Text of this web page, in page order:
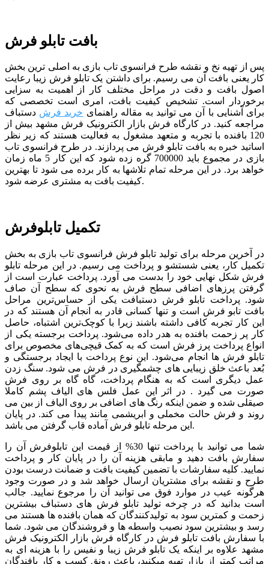
بافت تابلو فرش
پس از تهیه نخ و نقشه طرح فرانسوی تاب بازی به اصلی ترین بخش
کار یعنی بافت آن می رسیم. برای داشتن یک تابلو فرش زیبا رعایت
اصول بافت و دقت در مراحل مختلف کار از اهمیت به سزایی
برخوردار است. تشخیص کیفیت بافت، امری است تخصصی که
برای آشنایی با آن می توانید به مقاله راهنمای خرید فرش دستباف
مراجعه کنید. در کارگاه فرش بازار الکترونیک فرش مشهد بیش از
120 بافنده با تجربه و متعهد مشغول به فعالیت هستند که زیر نظر
اساتید خبره به بافت تابلو فرش می پردازند. در طرح فرانسوی تاب
بازی
در مجموع باید 700000 گره زده شود که این کار 5 ماه زمان
خواهد برد. در این مرحله تمام تلاشها به کار برده می شود تا بهترین
کیفیت بافت به مشتری عرضه شود.
تکمیل تابلوفرش
در آخرین مرحله برای تولید تابلو فرش فرانسوی تاب بازی به بخش
تکمیل کار، یعنی شستشو و پرداخت می رسیم. در این مرحله تابلو
فرش شکل نهایی خود را بدست می آورد. پرداخت عبارت است از
گرفتن پرزهای اضافی سطح فرش به نحوی که سطح آن صاف
شود. پرداخت تابلو فرش دستبافت یکی از حساس‌ترین مراحل
بافت تابو فرش است و تنها کسانی قادر به انجام آن هستند که در
این کار تجربه کافی داشته باشند زیرا با کوچک‌ترین اشتباه، حاصل
کار پر زحمت بافنده به هدر داده می‌شود. پرداخت برجسته یکی از
انواع پرداخت پرز فرش است که به کمک قیچی‌های مخصوص برای
تابلو فرش‌ ها انجام می‌شود. این نوع پرداخت با ایجاد برجستگی و
بُعد باعث خلق زیبایی ‌های چشمگیری در فرش می ‌شود. سنگ زدن
عمل دیگری است که به هنگام پرداخت، گاه گاه بر روی فرش
صورت می ‌گیرد . در اثر این عمل فلس ‌های الیاف پشم کاملا
صیقلی شده و ضمن اینکه رنگ‌ های اضافی بر روی الیاف از بین می
‌روند و فرش حالت مخملی و ابریشمی مانند پیدا می ‌کند. در پایان
این مرحله تابلو فرش آماده قاب گرفتن می باشد.
شما می توانید با پرداخت تنها 30% از قیمت این تابلوفرش آن را
سفارش بافت دهید و مابقی هزینه آن را در پایان کار و پرداخت
نمایید. کلیه سفارشات با تضمین کیفیت بافت و ضمانت درست بودن
طرح و نقشه برای مشتریان ارسال خواهد شد و در صورت وجود
هرگونه عیب در موارد فوق می توانید آن را مرجوع نمایید. جالب
است بدانید که در چرخه تولید تابلو فرش های دستباف بیشترین
زحمت و کمترین سود به تولیدکنندگان که همان بافنده ها هستند می
رسد و بیشترین سود نصیب واسطه ها و فروشندگان می شود. شما
با سفارش بافت تابلو فرش در کارگاه فرش بازار الکترونیک فرش
مشهد علاوه بر اینکه یک تابلو فرش زیبا و نفیس را با هزینه ای به
مراتب کمتر از بازار تهیه میکنید، باعث رونق کسب و کار بافندگان